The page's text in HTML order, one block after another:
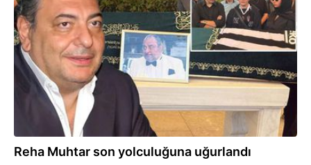
04.06.2026
Reha Muhtar son yolculuğuna uğurlandı